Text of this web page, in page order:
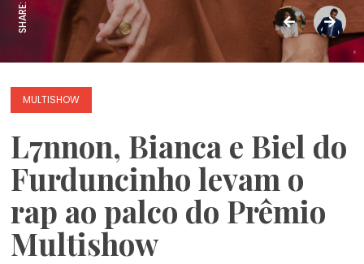
SHARE:
MULTISHOW
L7nnon, Bianca e Biel do
Furduncinho levam o
rap ao palco do Prêmio
Multishow